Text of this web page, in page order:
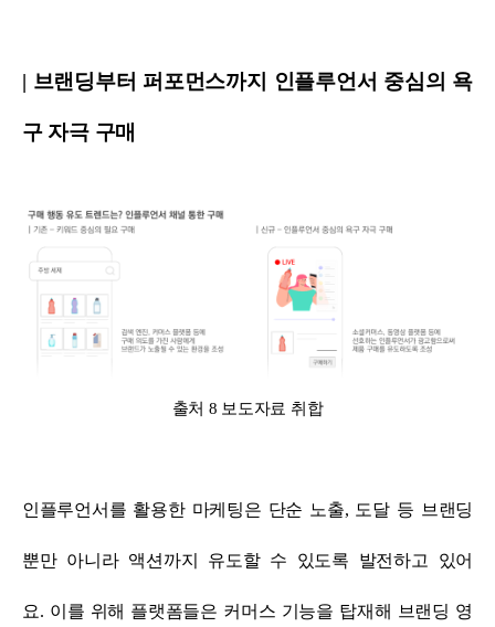
| 브랜딩부터 퍼포먼스까지 인플루언서 중심의 욕
구 자극 구매
출처 8 보도자료 취합
인플루언서를 활용한 마케팅은 단순 노출, 도달 등 브랜딩
뿐만 아니라 액션까지 유도할 수 있도록 발전하고 있어
요. 이를 위해 플랫폼들은 커머스 기능을 탑재해 브랜딩 영